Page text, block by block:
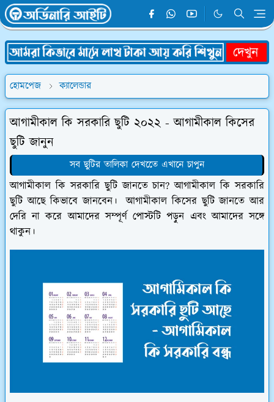
হোমপেজ ক্যালেন্ডার
আগামীকাল কি সরকারি ছুটি ২০২২ - আগামীকাল কিসের
ছুটি জানুন
সব ছুটির তালিকা দেখতেে এখানে চাপুন
আগামীকাল কি সরকারি ছুটি জানতে চান? আগামীকাল কি সরকারি
ছুটি আছে কিভাবে জানবেন। আগামীকাল কিসের ছুটি জানতে আর
দেরি না করে আমাদের সম্পূর্ণ পোস্টটি পড়ুন এবং আমাদের সঙ্গে
থাকুন।